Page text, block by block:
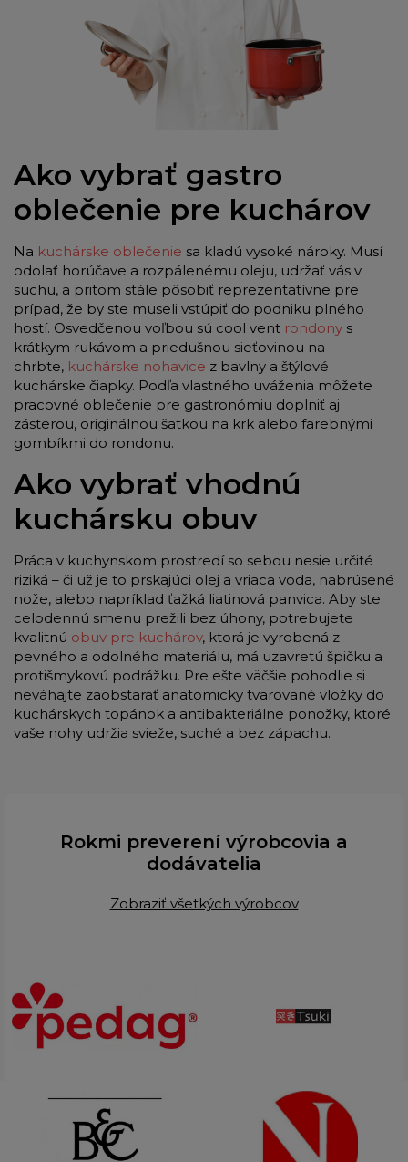
Ako vybrať gastro
oblečenie pre kuchárov
Na kuchárske oblečenie sa kladú vysoké nároky. Musí
odolať horúčave a rozpálenému oleju, udržať vás v
suchu, a pritom stále pôsobiť reprezentatívne pre
prípad, že by ste museli vstúpiť do podniku plného
hostí. Osvedčenou voľbou sú cool vent rondony s
krátkym rukávom a priedušnou sieťovinou na
chrbte, kuchárske nohavice z bavlny a štýlové
kuchárske čiapky. Podľa vlastného uváženia môžete
pracovné oblečenie pre gastronómiu doplniť aj
zásterou, originálnou šatkou na krk alebo farebnými
gombíkmi do rondonu.
Ako vybrať vhodnú
kuchársku obuv
Práca v kuchynskom prostredí so sebou nesie určité
riziká – či už je to prskajúci olej a vriaca voda, nabrúsené
nože, alebo napríklad ťažká liatinová panvica. Aby ste
celodennú smenu prežili bez úhony, potrebujete
kvalitnú obuv pre kuchárov, ktorá je vyrobená z
pevného a odolného materiálu, má uzavretú špičku a
protišmykovú podrážku. Pre ešte väčšie pohodlie si
neváhajte zaobstarať anatomicky tvarované vložky do
kuchárskych topánok a antibakteriálne ponožky, ktoré
vaše nohy udržia svieže, suché a bez zápachu.
Rokmi preverení výrobcovia a
dodávatelia
Zobraziť všetkých výrobcov